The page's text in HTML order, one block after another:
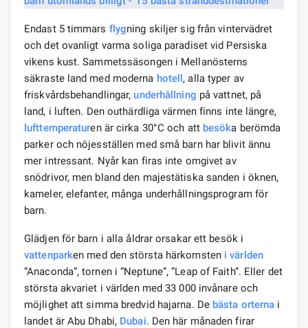
Endast 5 timmars flygning skiljer sig från vintervädret
och det ovanligt varma soliga paradiset vid Persiska
vikens kust. Sammetssäsongen i Mellanösterns
säkraste land med moderna hotell, alla typer av
friskvårdsbehandlingar,underhållning på vattnet, på
land, i luften. Den outhärdliga värmen finns inte längre,
lufttemperaturen är cirka 30°C och att besöka berömda
parker och nöjesställen med små barn har blivit ännu
mer intressant. Nyår kan firas inte omgivet av
snödrivor, men bland den majestätiska sanden i öknen,
kameler, elefanter, många underhållningsprogram för
barn.
Glädjen för barn i alla åldrar orsakar ett besök i
vattenparken med den största härkomsten i världen
”Anaconda”, tornen i ”Neptune”, ”Leap of Faith”. Eller det
största akvariet i världen med 33 000 invånare och
möjlighet att simma bredvid hajarna. De bästa orterna i
landet är Abu Dhabi, Dubai. Den här månaden firar